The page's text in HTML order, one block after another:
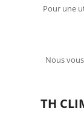
Pour une
Nous
TH